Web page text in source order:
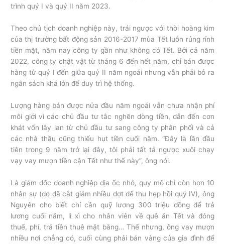
trình quý I và quý II năm 2023.
Theo chủ tịch doanh nghiệp này, trái ngược với thời hoàng kim
của thị trường bất động sản 2016-2017 mùa Tết luôn rủng rỉnh
tiền mặt, năm nay công ty gần như không có Tết. Bởi cả năm
2022, công ty chật vật từ tháng 6 đến hết năm, chỉ bán được
hàng từ quý I đến giữa quý II năm ngoái nhưng vẫn phải bỏ ra
ngân sách khá lớn để duy trì hệ thống.
Lượng hàng bán được nửa đầu năm ngoái vẫn chưa nhận phí
môi giới vì các chủ đầu tư tắc nghẽn dòng tiền, dẫn đến cơn
khát vốn lây lan từ chủ đầu tư sang công ty phân phối và cả
các nhà thầu cũng thiếu hụt tiền cuối năm. “Đây là lần đầu
tiên trong 9 năm trở lại đây, tôi phải tất tả ngược xuôi chạy
vạy vay mượn tiền cận Tết như thế này”, ông nói.
Là giám đốc doanh nghiệp địa ốc nhỏ, quy mô chỉ còn hơn 10
nhân sự (do đã cắt giảm nhiều đợt để thu hẹp hồi quý IV), ông
Nguyên cho biết chỉ cần quỹ lương 300 triệu đồng để trả
lương cuối năm, lì xì cho nhân viên về quê ăn Tết và đóng
thuế, phí, trả tiền thuê mặt bằng… Thế nhưng, ông vay mượn
nhiều nơi chẳng có, cuối cùng phải bán vàng của gia đình để